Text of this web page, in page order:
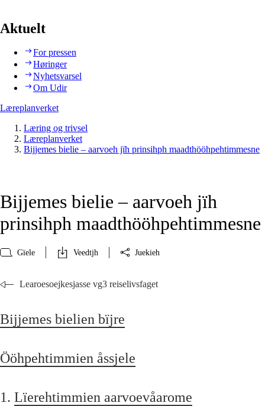
Aktuelt
For pressen
Høringer
Nyhetsvarsel
Om Udir
Læreplanverket
Læring og trivsel
Læreplanverket
Bijjemes bielie – aarvoeh jïh prinsihph maadthööhpehtimmesne
Bijjemes bielie – aarvoeh jïh
prinsihph maadthööhpehtimmesne
Gïele Veedtjh Juekieh
Learoesoejkesjasse vg3 reiselivsfaget
Bijjemes bielien bïjre
Ööhpehtimmien åssjele
1. Lïerehtimmien aarvoevåarome